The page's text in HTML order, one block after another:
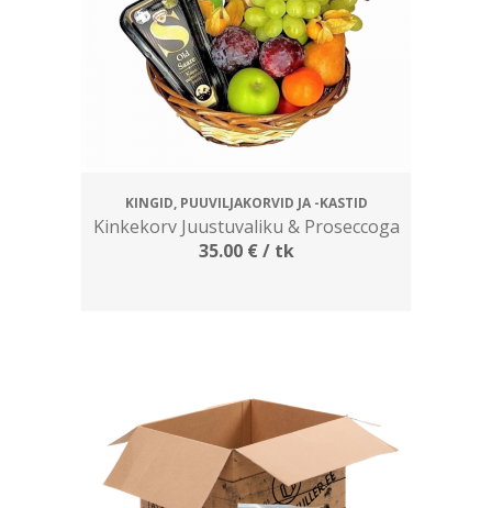
KINGID, PUUVILJAKORVID JA -KASTID
Kinkekorv Juustuvaliku & Proseccoga
35.00 €/ tk